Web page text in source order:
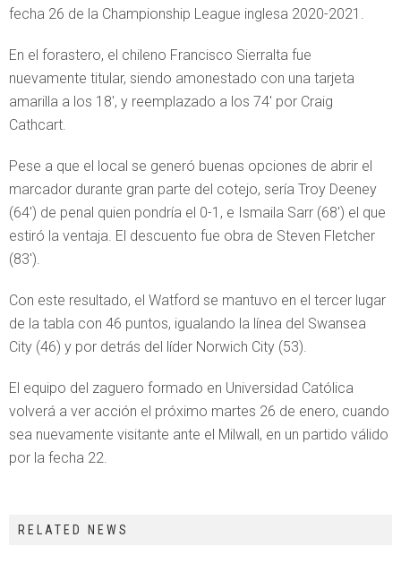
fecha 26 de la Championship League inglesa 2020-2021.
En el forastero, el chileno Francisco Sierralta fue
nuevamente titular, siendo amonestado con una tarjeta
amarilla a los 18′, y reemplazado a los 74′ por Craig
Cathcart.
Pese a que el local se generó buenas opciones de abrir el
marcador durante gran parte del cotejo, sería Troy Deeney
(64′) de penal quien pondría el 0-1, e Ismaila Sarr (68′) el que
estiró la ventaja. El descuento fue obra de Steven Fletcher
(83′).
Con este resultado, el Watford se mantuvo en el tercer lugar
de la tabla con 46 puntos, igualando la línea del Swansea
City (46) y por detrás del líder Norwich City (53).
El equipo del zaguero formado en Universidad Católica
volverá a ver acción el próximo martes 26 de enero, cuando
sea nuevamente visitante ante el Milwall, en un partido válido
por la fecha 22.
RELATED NEWS